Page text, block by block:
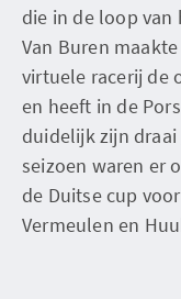
die in de loop van
Van Buren
virtuele racerij de
en heeft in de
duidelijk zijn
seizoen waren er
de Duitse cup
Vermeulen en